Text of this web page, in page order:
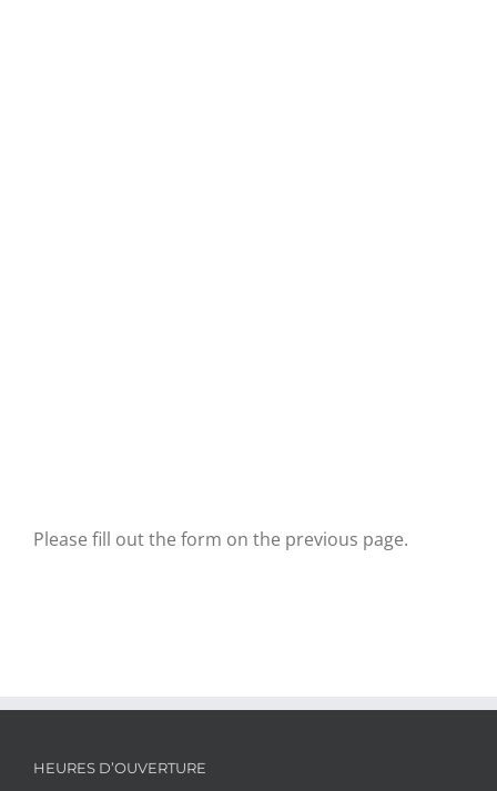
Please fill out the form on the previous page.
HEURES D’OUVERTURE